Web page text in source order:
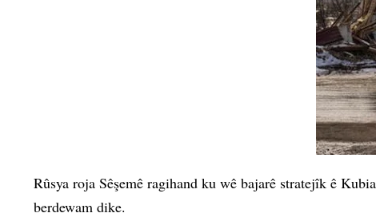
Rûsya roja Sêşemê ragihand ku wê bajarê stratejîk ê
berdewam dike.